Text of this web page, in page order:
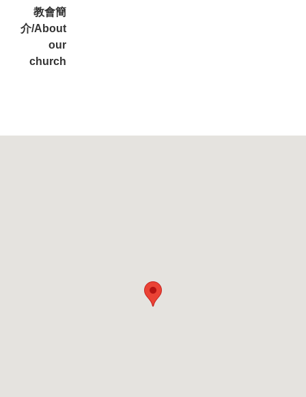
教會簡
介/About
our
church